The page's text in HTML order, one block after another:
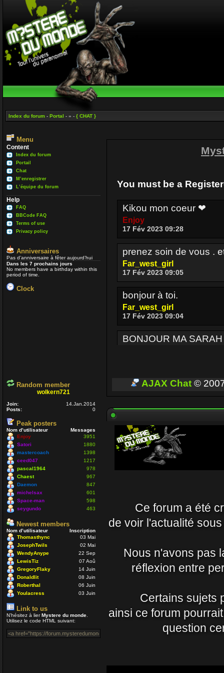
Index du forum - Portal - » - { CHAT }
Menu
Content
Index du forum
Portail
Chat
M’enregistrer
L’équipe du forum
Help
FAQ
BBCode FAQ
Terms of use
Privacy policy
Anniversaires
Pas d’anniversaire à fêter aujourd’hui
Dans les 7 prochains jours
No members have a birthday within this
period of time.
Clock
Random member
wolkern721
Join:
14.Jan.2014
Posts:
0
Peak posters
Nom d’utilisateur
Messages
Enjoy
3951
Satori
1880
mastercoach
1398
ceed047
1217
pascal1964
978
Chaest
967
Daemon
847
michelsax
601
Space-man
598
seygundo
463
Newest members
Nom d’utilisateur
Inscription
Thomasthync
03 Mai
JosephTwils
02 Mai
WendyAnype
22 Sep
LewisTiz
07 Aoû
GregoryFlaky
14 Juin
Donaldlit
08 Juin
Roberthal
06 Juin
Youlacress
03 Juin
Link to us
N’hésitez à lierMystere du monde
Utilisez le code HTML suivant:
You must be a
Kikou mon coeur ❤
Enjoy
17 Fév 2023 09:28
prenez soin de vous .
Far_west_girl
17 Fév 2023 09:05
bonjour à toi.
Far_west_girl
17 Fév 2023 09:04
BONJOUR MA SARAH
BONJOUR A TOUT
Enjoy
Je passe parfois
Un
voir si ceux qui sont
Nounours
19 Avr 2021 09:33
vous prenez soin de
Daemon
15 Avr 2021 23:54
Un coucou en
Nounours
08 Nov 2020 18:08
ola à toutes et à tous
29 Juil 2020 10:30
Salut Venusia oui je
AJAX Chat ©
Ce forum a été
de voir l'actualité
Nous n'avons pas
réflexion entre
Certains sujets
ainsi ce forum
question